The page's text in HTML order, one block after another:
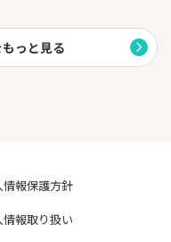
っと見る
情報保護方針
情報取り扱い